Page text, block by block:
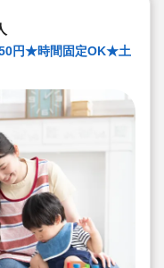
円★時間固定OK★土